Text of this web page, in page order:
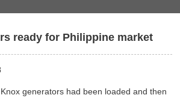
ready for Philippine market
generators had been loaded and then